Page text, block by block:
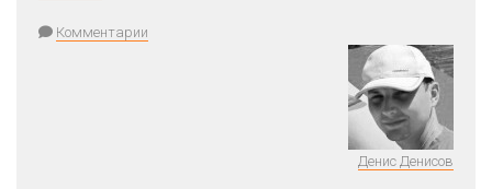
Комментарии
Денис Денисов